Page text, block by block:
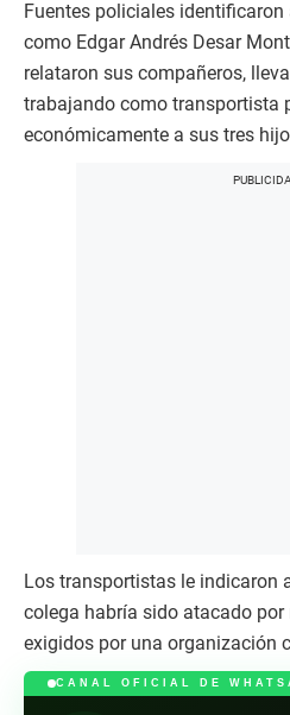
Fuentes policiales
como Edgar Andrés Desar
relataron sus compañeros,
trabajando como transportista
económicamente a sus tres
Los transportistas le indicaron
colega habría sido atacado
exigidos por una organización
CANAL OFICIAL DE